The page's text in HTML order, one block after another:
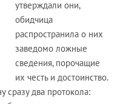
утверждали они,
обидчица
распространила о них
заведомо ложные
сведения, порочащие
их честь и достоинство.
сразу два протокола: